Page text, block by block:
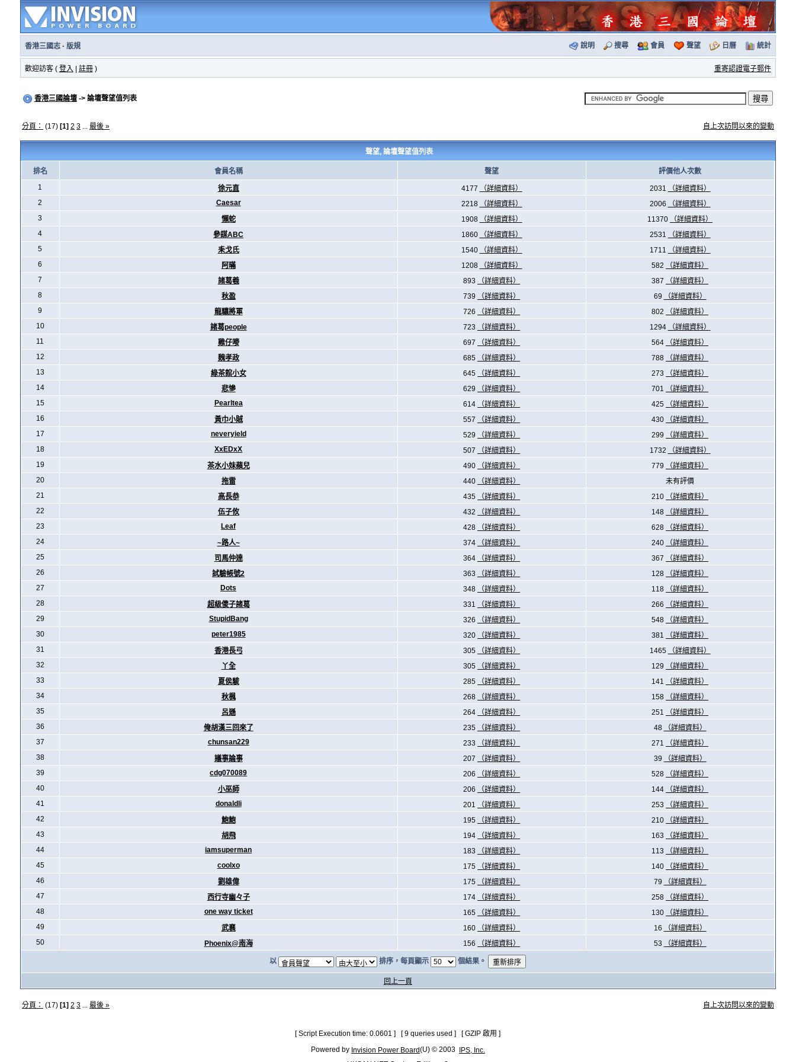
香港三國志· 版規 說明 搜尋 會員 聲望 日曆 統計
歡迎訪客 ( 登入 註冊) 重寄認證電子郵件
香港三國論壇-> 論壇聲望值列表
分頁： (17) [1] 2 3... 最後 » 自上次訪問以來的變動
聲望, 論壇聲望值列表
排名 會員名稱 聲望
評價他人次數
1
徐元直 4177 （詳細資料） 2031
（詳細資料）
2
Caesar 2218 （詳細資料） 2006
（詳細資料）
3
懶蛇 1908 （詳細資料） 11370
（詳細資料）
4
參謀ABC 1860 （詳細資料） 2531
（詳細資料）
5
耒戈氏 1540 （詳細資料） 1711
（詳細資料）
6
阿暪 1208 （詳細資料） 582
（詳細資料）
7
諸葛羲 893 （詳細資料） 387
（詳細資料）
8
秋盈 739 （詳細資料） 69
（詳細資料）
9
龍驤將軍 726 （詳細資料） 802
（詳細資料）
10
諸葛people 723 （詳細資料） 1294
（詳細資料）
11
雞仔嘜 697 （詳細資料） 564
（詳細資料）
12
魏孝政 685 （詳細資料） 788
（詳細資料）
13
綠茶館小女 645 （詳細資料） 273
（詳細資料）
14
悲慘 629 （詳細資料） 701
（詳細資料）
15
Pearltea 614 （詳細資料） 425
（詳細資料）
16
黃巾小賊 557 （詳細資料） 430
（詳細資料）
17
neveryield 529 （詳細資料） 299
（詳細資料）
18
XxEDxX 507 （詳細資料） 1732
（詳細資料）
19
茶水小妹蘋兒 490 （詳細資料） 779
（詳細資料）
20
拖雷 440 （詳細資料）
未有評價
21
高長恭 435 （詳細資料） 210
（詳細資料）
22
伍子攸 432 （詳細資料） 148
（詳細資料）
23
Leaf 428 （詳細資料） 628
（詳細資料）
24
~路人~ 374 （詳細資料） 240
（詳細資料）
25
司馬仲達 364 （詳細資料） 367
（詳細資料）
26
試驗帳號2 363 （詳細資料） 128
（詳細資料）
27
Dots 348 （詳細資料） 118
（詳細資料）
28
超級傻子諸葛 331 （詳細資料） 266
（詳細資料）
29
StupidBang 326 （詳細資料） 548
（詳細資料）
30
peter1985 320 （詳細資料） 381
（詳細資料）
31
香港長弓 305 （詳細資料） 1465
（詳細資料）
32
丫全 305 （詳細資料） 129
（詳細資料）
33
夏侯駿 285 （詳細資料） 141
（詳細資料）
34
秋楓 268 （詳細資料） 158
（詳細資料）
35
呂遜 264 （詳細資料） 251
（詳細資料）
36
俺胡漢三回來了 235 （詳細資料） 48
（詳細資料）
37
chunsan229 233 （詳細資料） 271
（詳細資料）
38
議事論事 207 （詳細資料） 39
（詳細資料）
39
cdg070089 206 （詳細資料） 528
（詳細資料）
40
小巫師 206 （詳細資料） 144
（詳細資料）
41
donaldli 201 （詳細資料） 253
（詳細資料）
42
鮑鮑 195 （詳細資料） 210
（詳細資料）
43
胡飛 194 （詳細資料） 163
（詳細資料）
44
iamsuperman 183 （詳細資料） 113
（詳細資料）
45
coolxo 175 （詳細資料） 140
（詳細資料）
46
劉雄偉 175 （詳細資料） 79
（詳細資料）
47
西行寺幽々子 174 （詳細資料） 258
（詳細資料）
48
one way ticket 165 （詳細資料） 130
（詳細資料）
49
武襄 160 （詳細資料） 16
（詳細資料）
50
Phoenix@南海 156 （詳細資料） 53 （詳細資料）
以 排序，每頁顯示 個結果。
回上一頁
分頁： (17) [1] 2 3... 最後 » 自上次訪問以來的變動
[ Script Execution time: 0.0601 ] [ 9 queries used ] [ GZIP 啟用 ]
Powered by Invision Power Board(U) © 2003
IPS, Inc.